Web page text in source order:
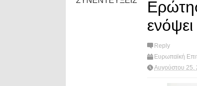
Reply
Ευρωπαϊκή
Αυγούστου 25,